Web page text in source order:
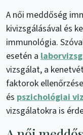
A női meddőség
kivizsgálásával és
immunológia.
esetén a
vizsgálat, a
faktorok
és pszichológiai
vizsgálatokra is